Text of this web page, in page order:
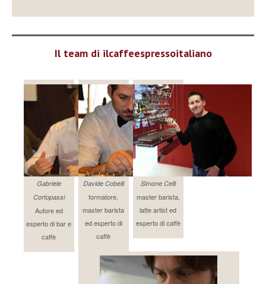
Il team di ilcaffeespressoitaliano
Gabriele
Cortopassi
Autore ed
esperto di bar e
caffè
Davide Cobelli
formatore,
master barista
ed esperto di
caffè
Simone Celli
master barista,
latte artist ed
esperto di caffè